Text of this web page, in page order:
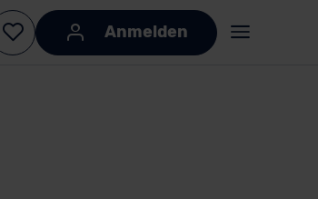
Anmelden